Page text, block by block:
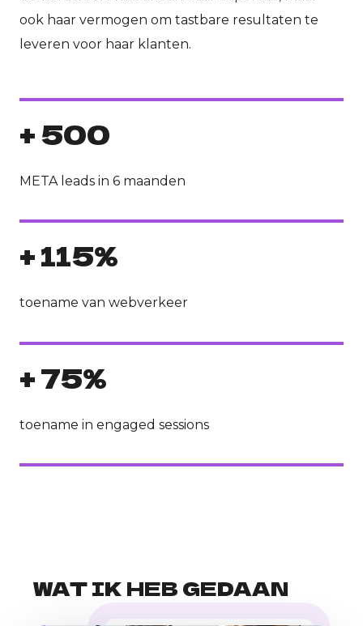
ook haar vermogen om tastbare resultaten te
leveren voor haar klanten.
+ 500
META leads in 6 maanden
+ 115%
toename van webverkeer
+ 75%
toename in engaged sessions
WAT IK HEB GEDAAN